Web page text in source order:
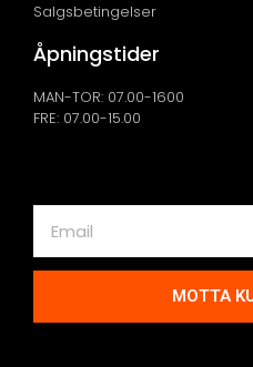
Salgsbetingelser
Åpningstider
MAN-TOR: 07.00-1600
FRE: 07.00-15.00
MOTTA